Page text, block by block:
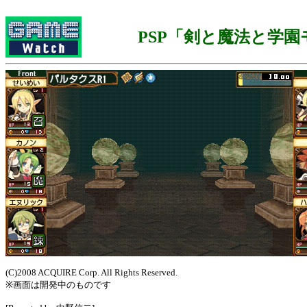
PSP「剣と魔法と学園
(C)2008 ACQUIRE Corp. All Rights Reserved.
※画面は開発中のものです